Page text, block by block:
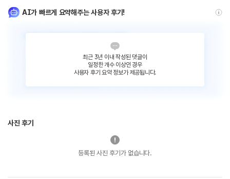
AI가 빠르게 요약해주는 사용자 후기!
최근 3년 이내 작성된 댓글이
일정한 개수 이상인 경우
사용자 후기 요약 정보가 제공됩니다.
사진 후기
등록된 사진 후기가 없습니다.